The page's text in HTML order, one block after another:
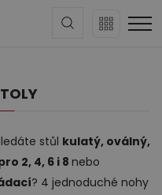
stůl kulatý, oválný,
2, 4, 6 i 8 nebo
? 4 jednoduché nohy